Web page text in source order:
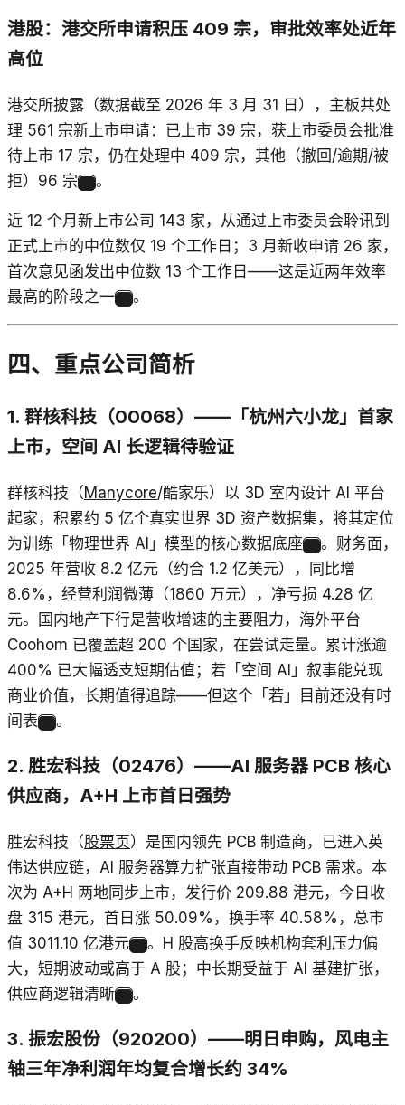
港股：港交所申请积压 409 宗，审批效率处近年
高位
港交所披露（数据截至 2026 年 3 月 31 日），主板共处
理 561 宗新上市申请：已上市 39 宗，获上市委员会批准
待上市 17 宗，仍在处理中 409 宗，其他（撤回/逾期/被
拒）96 宗
。
近 12 个月新上市公司 143 家，从通过上市委员会聆讯到
正式上市的中位数仅 19 个工作日；3 月新收申请 26 家，
首次意见函发出中位数 13 个工作日——这是近两年效率
最高的阶段之一
。
四、重点公司简析
1. 群核科技（00068）——「杭州六小龙」首家
上市，空间 AI 长逻辑待验证
群核科技（Manycore/酷家乐）以 3D 室内设计 AI 平台
起家，积累约 5 亿个真实世界 3D 资产数据集，将其定位
为训练「物理世界 AI」模型的核心数据底座
。财务面，
2025 年营收 8.2 亿元（约合 1.2 亿美元），同比增
8.6%，经营利润微薄（1860 万元），净亏损 4.28 亿
元。国内地产下行是营收增速的主要阻力，海外平台
Coohom 已覆盖超 200 个国家，在尝试走量。累计涨逾
400% 已大幅透支短期估值；若「空间 AI」叙事能兑现
商业价值，长期值得追踪——但这个「若」目前还没有时
间表
。
2. 胜宏科技（02476）——AI 服务器 PCB 核心
供应商，A+H 上市首日强势
胜宏科技（股票页）是国内领先 PCB 制造商，已进入英
伟达供应链，AI 服务器算力扩张直接带动 PCB 需求。本
次为 A+H 两地同步上市，发行价 209.88 港元，今日收
盘 315 港元，首日涨 50.09%，换手率 40.58%，总市
值 3011.10 亿港元
。H 股高换手反映机构套利压力偏
大，短期波动或高于 A 股；中长期受益于 AI 基建扩张，
供应商逻辑清晰
。
3. 振宏股份（920200）——明日申购，风电主
轴三年净利润年均复合增长约 34%